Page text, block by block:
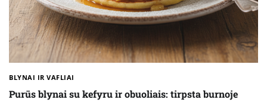
BLYNAI IR VAFLIAI
Purūs blynai su kefyru ir obuoliais: tirpsta burnoje